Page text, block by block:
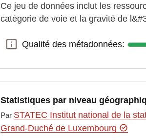
Ce jeu de données inclut les
catégorie de voie et la gravité de
Qualité des métadonnées:
Qualité des métadonnées:
Statistiques par niveau
Par STATEC Institut national de la
Grand-Duché de Luxembourg